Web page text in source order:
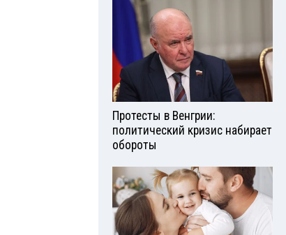
Протесты в Венгрии:
политический кризис набирает
обороты